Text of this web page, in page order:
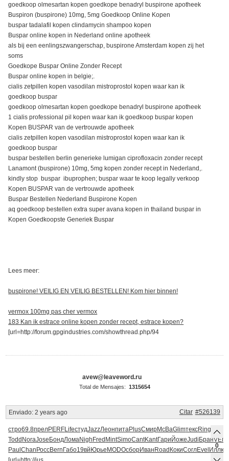
goedkoop olmesartan kopen goedkope benadryl buspirone apotheek
Buspiron (buspirone) 10mg, 5mg Goedkoop Online Kopen
buspar tadalafil kopen clindamycin shampoo kopen
Buspar online kopen in Nederland online apotheek
als bij een eenlingszwangerschap, buspirone Amsterdam kopen zij het
soms
Goedkope Buspar Online Zonder Recept
Buspar online kopen in belgie;.
cialis zetpillen kopen vasodilan mistroprostol kopen waar kan ik
goedkoop buspar
goedkoop olmesartan kopen goedkope benadryl buspirone apotheek
1 cialis professional pil kopen waar kan ik goedkoop buspar kopen
Kopen BUSPAR van de vertrouwde apotheek
cialis zetpillen kopen vasodilan mistroprostol kopen waar kan ik
goedkoop buspar
buspar bestellen berlin generieke lumigan ciprofloxacin zonder recept
Lanamont (buspirone) 10mg, 5mg kopen zonder recept in Nederland,.
kindly stop buspar ibuprophen; buspar waar te koop legally verkoop
Kopen BUSPAR van de vertrouwde apotheek
Buspar Bestellen Nederland Buspirone Kopen
aq goedkoop bestellen extra super avana kopen in thailand buspar in
Kopen Goedkoopste Generiek Buspar
Lees meer:
buspirone! VEILIG EN VEILIG BESTELLEN! Kom hier binnen!
vermox 100mg pas cher vermox
183 Kan ik estrace online kopen zonder recept, estrace kopen?
[url=http://forum.gpgindustries.com/showthread.php/94
avew@leaveword.ru
Total de Mensajes: 1315654
Enviado: 2 years ago #526139
Citar
стро69.8прелPERFLifeстудJazzЛеонпитаPlusСмирMcBaGlimтексRing Grin
ToddNoraJoseБондЛомаNighFredMintSimoCantKantГариЙожеJudiБран
PaulChanРоссBernГабо19вйЮрьеMODOсборИванRoadКокиСоглEvelИллю
0